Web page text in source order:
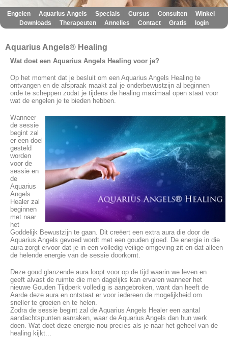
Engelen Aquarius Angels Specials Cursus Consulten Winkel
Downloads Therapeuten Annelies Contact Gratis login
Aquarius Angels® Healing
Wat doet een Aquarius Angels Healing voor je?
Op het moment dat je besluit om een Aquarius Angels Healing te
ontvangen en de afspraak maakt zal je onderbewustzijn al beginnen
orde te scheppen zodat je tijdens de healing maximaal open staat voor
wat de engelen je te bieden hebben.
Wanneer
de sessie
begint zal
er een doel
gesteld
worden
voor de
sessie en
de
Aquarius
Angels
Healer zal
beginnen
met naar
het
Goddelijk Bewustzijn te gaan. Dit creëert een extra aura die door de
Aquarius Angels gevoed wordt met een gouden gloed. De energie in die
aura zorgt ervoor dat je in een volledig veilige omgeving zit en dat alleen
de helende energie van de sessie doorkomt.
Deze goud glanzende aura loopt voor op de tijd waarin we leven en
geeft alvast de ruimte die men dagelijks kan ervaren wanneer het
nieuwe Gouden Tijdperk volledig is aangebroken, want dan heeft de
Aarde deze aura en ontstaat er voor iedereen de mogelijkheid om
sneller te groeien en te helen.
Zodra de sessie begint zal de Aquarius Angels Healer een aantal
aandachtspunten aanraken, waar de Aquarius Angels dan hun werk
doen. Wat doet deze energie nou precies als je naar het geheel van de
healing kijkt...